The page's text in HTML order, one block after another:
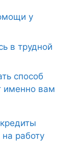
у
в трудной
способ
именно вам
работу